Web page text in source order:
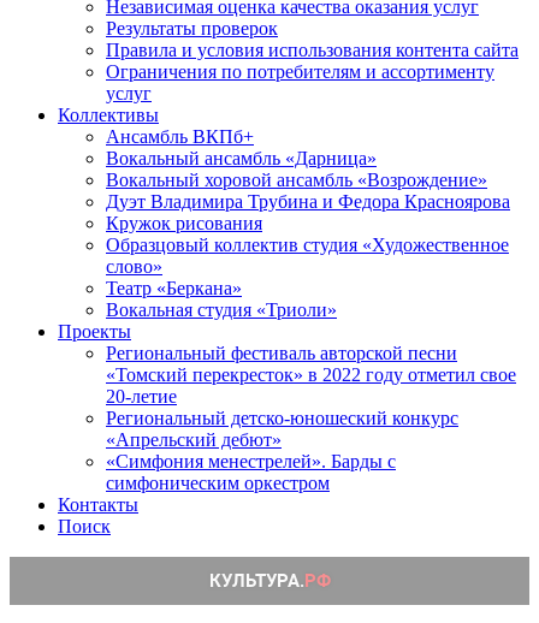
Независимая оценка качества оказания услуг
Результаты проверок
Правила и условия использования контента сайта
Ограничения по потребителям и ассортименту
услуг
Коллективы
Ансамбль ВКПб+
Вокальный ансамбль «Дарница»
Вокальный хоровой ансамбль «Возрождение»
Дуэт Владимира Трубина и Федора Красноярова
Кружок рисования
Образцовый коллектив студия «Художественное
слово»
Театр «Беркана»
Вокальная студия «Триоли»
Проекты
Региональный фестиваль авторской песни
«Томский перекресток» в 2022 году отметил свое
20-летие
Региональный детско-юношеский конкурс
«Апрельский дебют»
«Симфония менестрелей». Барды с
симфоническим оркестром
Контакты
Поиск